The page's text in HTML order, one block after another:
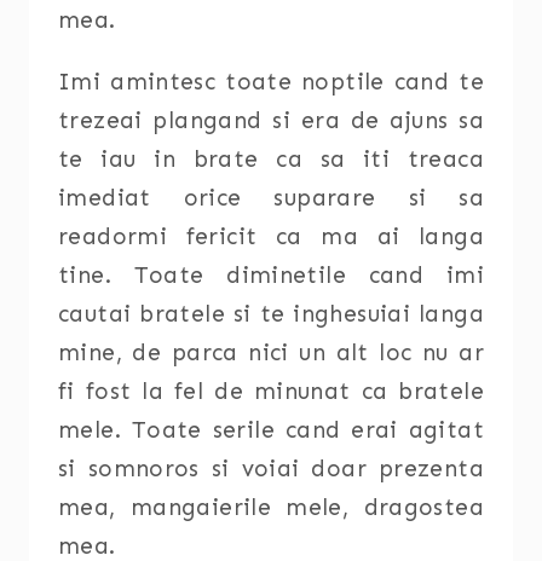
mea.
Imi amintesc toate noptile cand te
trezeai plangand si era de ajuns sa
te iau in brate ca sa iti treaca
imediat orice suparare si sa
readormi fericit ca ma ai langa
tine. Toate diminetile cand imi
cautai bratele si te inghesuiai langa
mine, de parca nici un alt loc nu ar
fi fost la fel de minunat ca bratele
mele. Toate serile cand erai agitat
si somnoros si voiai doar prezenta
mea, mangaierile mele, dragostea
mea.